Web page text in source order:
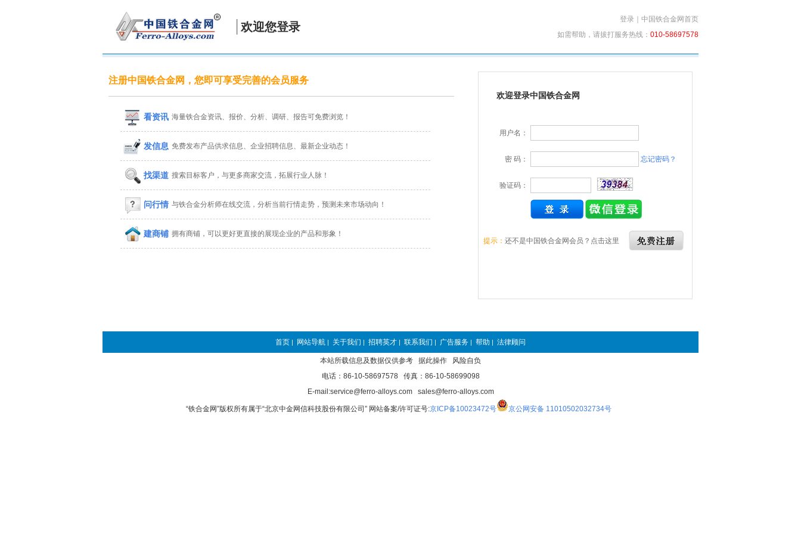
欢迎您登录
登录
中国铁合金网首页
如需帮助，请拔打服务热线： 010-58697578
注册中国铁合金网，您即可享受完善的会员服务
看资讯 海量铁合金资讯、报价、分析、调研、报告可免费浏览！
发信息 免费发布产品供求信息、企业招聘信息、最新企业动态！
找渠道 搜索目标客户，与更多商家交流，拓展行业人脉！
问行情 与铁合金分析师在线交流，分析当前行情走势，预测未来市场动向！
建商铺 拥有商铺，可以更好更直接的展现企业的产品和形象！
欢迎登录中国铁合金网
用户名：
密 码： 忘记密码？
验证码：
提示： 还不是中国铁合金网会员？点击这里
首页 | 网站导航 | 关于我们 | 招聘英才 | 联系我们 | 广告服务 | 帮助 | 法律顾问
本站所载信息及数据仅供参考 据此操作 风险自负
电话：86-10-58697578 传真：86-10-58699098
E-mail:service@ferro-alloys.com sales@ferro-alloys.com
“铁合金网”版权所有属于“北京中金网信科技股份有限公司” 网站备案/许可证号:京ICP备10023472号 京公网安备 11010502032734号